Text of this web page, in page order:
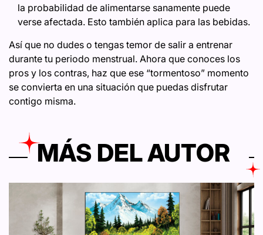
la probabilidad de alimentarse sanamente puede
verse afectada. Esto también aplica para las bebidas.
Así que no dudes o tengas temor de salir a entrenar
durante tu periodo menstrual. Ahora que conoces los
pros y los contras, haz que ese “tormentoso” momento
se convierta en una situación que puedas disfrutar
contigo misma.
MÁS DEL AUTOR